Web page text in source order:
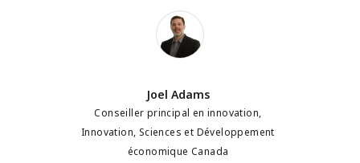
Joel Adams
Conseiller principal en innovation,
Innovation, Sciences et Développement
économique Canada